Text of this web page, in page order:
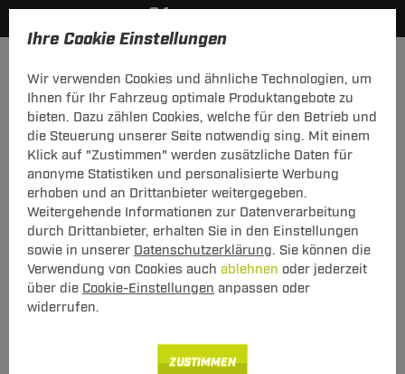
Ihre Cookie Einstellungen
Wir verwenden Cookies und ähnliche Technologien, um
Ihnen für Ihr Fahrzeug optimale Produktangebote zu
bieten. Dazu zählen Cookies, welche für den Betrieb und
die Steuerung unserer Seite notwendig sing. Mit einem
Klick auf "Zustimmen" werden zusätzliche Daten für
anonyme Statistiken und personalisierte Werbung
erhoben und an Drittanbieter weitergegeben.
Weitergehende Informationen zur Datenverarbeitung
durch Drittanbieter, erhalten Sie in den Einstellungen
sowie in unserer Datenschutzerklärung. Sie können die
Verwendung von Cookies auch ablehnen oder jederzeit
über die Cookie-Einstellungen anpassen oder
widerrufen.
ZUSTIMMEN
Hier geht's zur Fahrzeugübersicht: Ford Escort Turnier (Kombi)
G3 Dachträger Clop Ford Escort Turnier
(Kombi) 07.1990 - 10.2002
mit offener Dachreling